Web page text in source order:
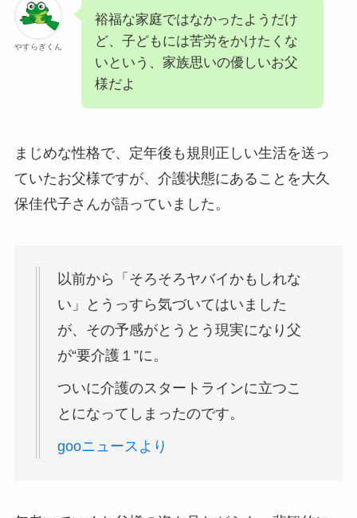
やすらぎくん
裕福な家庭ではなかったようだけ
ど、子どもには苦労をかけたくな
いという、家族思いの優しいお父
様だよ
まじめな性格で、定年後も規則正しい生活を送っ
ていたお父様ですが、介護状態にあることを大久
保佳代子さんが語っていました。
以前から「そろそろヤバイかもしれな
い」とうっすら気づいてはいました
が、その予感がとうとう現実になり父
が“要介護１”に。
ついに介護のスタートラインに立つこ
とになってしまったのです。
gooニュースより